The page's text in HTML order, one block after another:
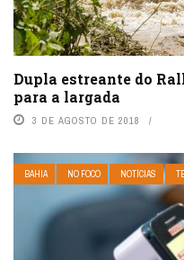
Dupla estreante do
para a largada
3 DE AGOSTO DE 2018
BAHIA NO FOCO NOTÍCIAS